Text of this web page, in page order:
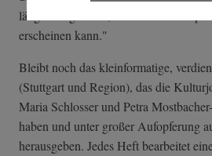
länger als gedacht, bis das erste
erscheinen kann."
Bleibt noch das kleinformatige,
(Stuttgart und Region), das die
Maria Schlosser und Petra
haben und unter großer Aufopferung
herausgeben. Jedes Heft bearbeitet